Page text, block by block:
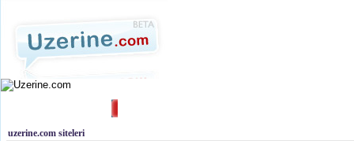
uzerine.com siteleri